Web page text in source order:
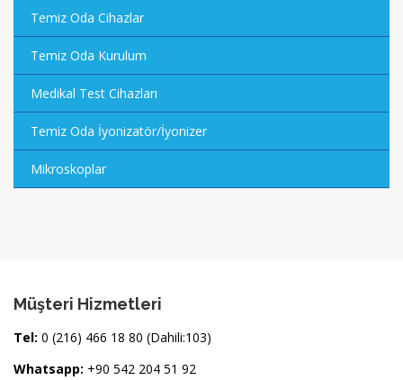
Temiz Oda Cihazlar
Temiz Oda Kurulum
Medikal Test Cihazları
Temiz Oda İyonizatör/İyonizer
Mikroskoplar
Müşteri Hizmetleri
Tel: 0 (216) 466 18 80 (Dahili:103)
Whatsapp: +90 542 204 51 92